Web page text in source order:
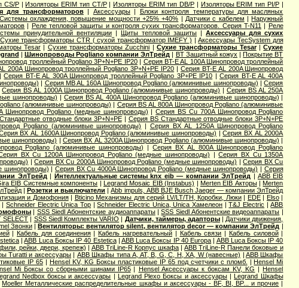
CS/P|Изоляторы ERIM тип CT/P| Изоляторы ERIM тип DB/P | Изоляторы ERIM тип PI/P|
для трансформаторов| Аксессуары| Блоки контроля температуры для масляных
охлаждения, повышение мощности +25% +40% | Датчики с кабелем |Наружный
| Реле тепловой защиты и контроля сухих трансформаторов. Серия T-N11 | Реле
принудительной вентиляции| Щиты тепловой защиты |Аксессуары для сухих
Сухие трансформаторы CTR ( сухой трансформатор IMEFY ) |Аксессуары TecSystem для
Tesar| Сухие трансформаторы Zucchini |Сухие трансформаторы Tesar|Сухие
| Шинопроводы Pogliano компании ЭлТрейд | BT Защитный кожух |Покрытие BT
троллейный Pogliano 3P+N+PE IP20| Серия BT-E AL 100A Шинопровод троллейный
200A Шинопровод троллейный Pogliano 3P+N+PE IP20 | Серия BT-E AL 200A Шинопровод
Серия BT-E AL 300A Шинопровод троллейный Pogliano 3P+PE IP10 |Серия BT-E AL 400A
| Серия MB AL 160A Шинопровод Pogliano (алюминивые шинопроводы) |Серия
Серия ВS AL 1000A Шинопровод Pogliano (алюминивые шинопроводы) | Серия ВS AL 250A
шинопроводы) | Серия ВS AL 400A Шинопровод Pogliano (алюминивые шинопроводы) |
(алюминивые шинопроводы) | Серия ВS AL 800A Шинопровод Pogliano (алюминивые
Шинопровод Pogliano (медные шинопроводы) |Серия ВS Cu 700A Шинопровод Pogliano
отводные блоки 3P+N+PE| Серия ВS Стандартные отводные блоки 3P+N+PE
Pogliano (алюминивые шинопроводы) | Серия ВХ AL 1250A Шинопровод Pogliano
ВХ AL 1600A Шинопровод Pogliano (алюминивые шинопроводы) |Серия ВХ AL 2000A
шинопроводы) | Серия ВХ AL 3200A Шинопровод Pogliano (алюминивые шинопроводы) |
Pogliano (алюминивые шинопроводы) |Серия ВХ AL 800A Шинопровод Pogliano
ВХ Cu 1200A Шинопровод Pogliano (медные шинопроводы) |Серия ВХ Cu 1350A
|Серия ВХ Cu 2000A Шинопровод Pogliano (медные шинопроводы) |Серия ВХ Cu
шинопроводы) | Серия ВХ Cu 4000A Шинопровод Pogliano (медные шинопроводы) | Серия
ЭлТрейд | Интеллектуальные системы knx eib — компании ЭлТрейд |ABB EIB
EIB Системные компоненты | Legrand Mosaic ЕIB (Instabus) | Merten EIB Акторы|Merten
| Розетки и выключатели |Abb impuls, АВВ BJE Busch Jaeger — компании ЭлТрейд
и Домофония| Bticino Механизмы для серий LV/LT/TH, Коробки, Люки| EDE| Elso|
|Schneider Electric Unica Top |Schneider Electric Unica, Unica Хамелеон |T&J Electric |АВВ
| SSS Siedl Абонентские аудиоаппараты|SSS Siedl Абонентские видеоаппараты |
SELECT | SSS Siedl Комплекты VARIO | Датчики, таймеры, адапторы| Датчики движения,
Звонки| Вентиляторы: вентилятор silent, вентилятор decor — компании ЭлТрейд |
|Кабель для соединения|Кабель нагревательный| Кабель связи | Кабель силовой|
|ABB Luca Боксы IP 40 Estetica| ABB Luca Боксы IP 40 Europa | ABB Luca Боксы IP 40
рейки, двери, крепеж) | ABB TriLine-R Корпус шкафа |ABB TriLine-R Панели боковые и
Turatti и аксессуары| ABB Шкафы типа A, AT, B, G, C, H, XA, W (навесные) | ABB Шкафы
IP 65| Hensel KV, KG Боксы пластиковые IP 65 под счетчики с пломб. |Hensel Mi
Mi Боксы со сборными шинами IP65| Hensel Аксессуары к боксам KV, KG |Hensel
Nedbox боксы и аксессуары | Legrand Plexo Боксы и аксессуары|Legrand Шкафы
Moeller Металлические распределительные шкафы и аксессуары - BF, BI, BP... и прочие |